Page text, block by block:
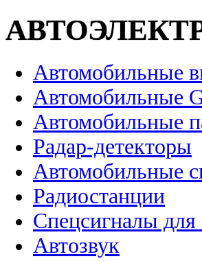
Автомобильные
Автомобильные
Автомобильные
Радар-детекторы
Автомобильные
Радиостанции
Спецсигналы для
Автозвук